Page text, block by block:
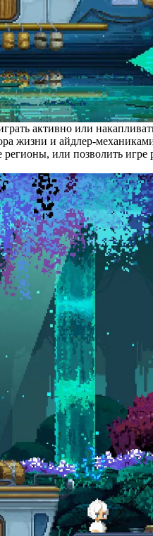
активно или
жизни и айдлер-
или позволить игре